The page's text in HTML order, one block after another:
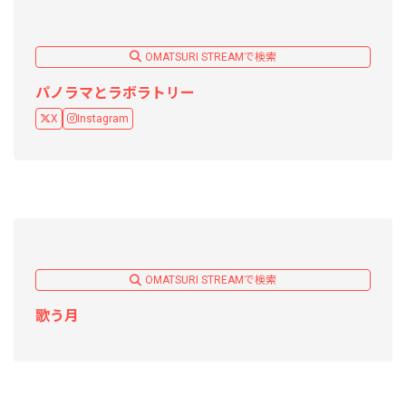
OMATSURI STREAMで検索
パノラマとラボラトリー
X Instagram
OMATSURI STREAMで検索
歌う月